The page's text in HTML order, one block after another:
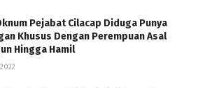
Pejabat Cilacap Diduga Punya
Khusus Dengan Perempuan Asal
Hingga Hamil